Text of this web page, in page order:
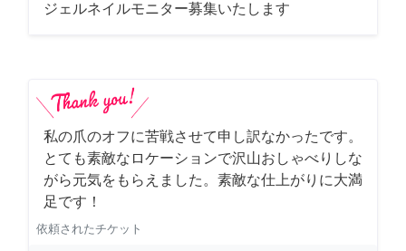
ジェルネイルモニター募集いたします
私の爪のオフに苦戦させて申し訳なかったです。
とても素敵なロケーションで沢山おしゃべりしな
がら元気をもらえました。素敵な仕上がりに大満
足です！
依頼されたチケット